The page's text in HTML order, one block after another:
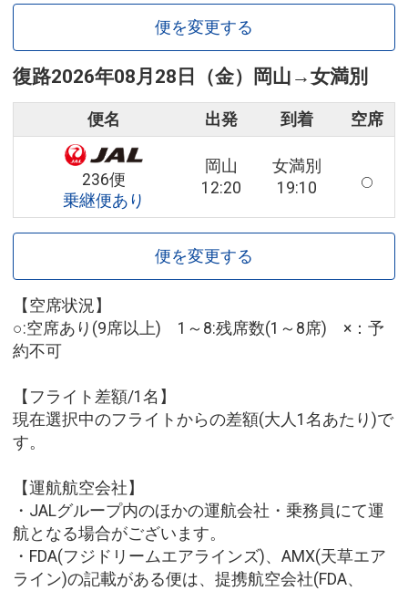
便を変更する
復路2026年08月28日（金） 岡山 →女満別
便名 出発 到着 空席
236便
乗継便あり
岡山
12:20
女満別
19:10
便を変更する
【空席状況】
○:空席あり(9席以上) 1～8:残席数(1～8席) ×：予
約不可
【フライト差額/1名】
現在選択中のフライトからの差額(大人1名あたり)で
す。
【運航航空会社】
・JALグループ内のほかの運航会社・乗務員にて運
航となる場合がございます。
・FDA(フジドリームエアラインズ)、AMX(天草エア
ライン)の記載がある便は、提携航空会社(FDA、